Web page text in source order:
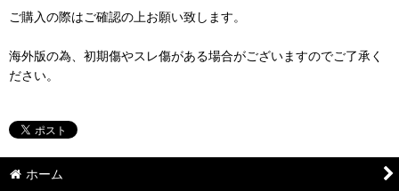
ご購入の際はご確認の上お願い致します。
海外版の為、初期傷やスレ傷がある場合がございますのでご了承く
ださい。
ホーム